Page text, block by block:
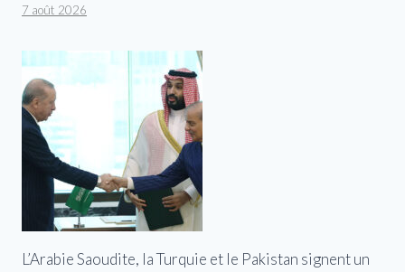
7 août 2026
L’Arabie Saoudite, la Turquie et le Pakistan signent un